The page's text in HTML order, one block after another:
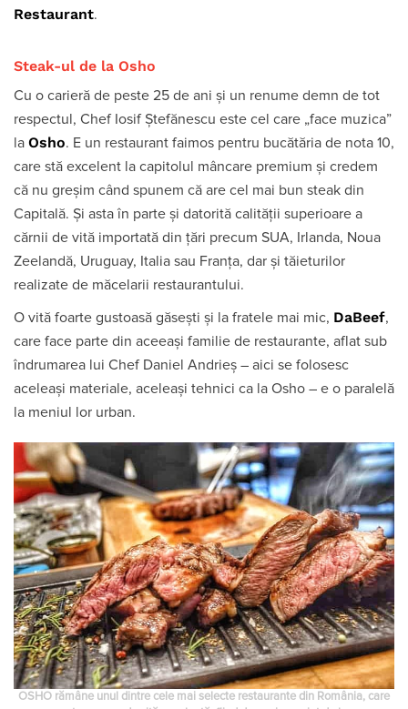
Restaurant.
Steak-ul de la Osho
Cu o carieră de peste 25 de ani și un renume demn de tot
respectul, Chef Iosif Ștefănescu este cel care „face muzica”
la Osho. E un restaurant faimos pentru bucătăria de nota 10,
care stă excelent la capitolul mâncare premium și credem
că nu greșim când spunem că are cel mai bun steak din
Capitală. Și asta în parte și datorită calității superioare a
cărnii de vită importată din țări precum SUA, Irlanda, Noua
Zeelandă, Uruguay, Italia sau Franța, dar și tăieturilor
realizate de măcelarii restaurantului.
O vită foarte gustoasă găsești și la fratele mai mic, DaBeef,
care face parte din aceeași familie de restaurante, aflat sub
îndrumarea lui Chef Daniel Andrieș – aici se folosesc
aceleași materiale, aceleași tehnici ca la Osho – e o paralelă
la meniul lor urban.
OSHO rămâne unul dintre cele mai selecte restaurante din România, care